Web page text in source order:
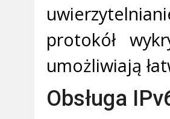
protokół
umożliwiają
Obsługa